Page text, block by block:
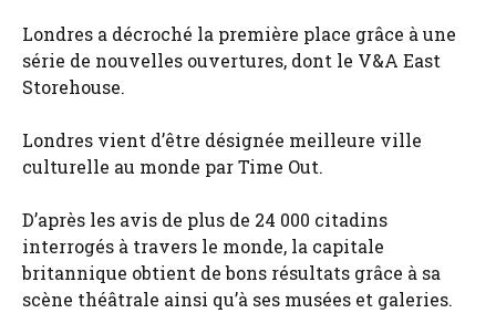
Londres a décroché la première place grâce à une
série de nouvelles ouvertures, dont le V&A East
Storehouse.
Londres vient d’être désignée meilleure ville
culturelle au monde par Time Out.
D’après les avis de plus de 24 000 citadins
interrogés à travers le monde, la capitale
britannique obtient de bons résultats grâce à sa
scène théâtrale ainsi qu’à ses musées et galeries.